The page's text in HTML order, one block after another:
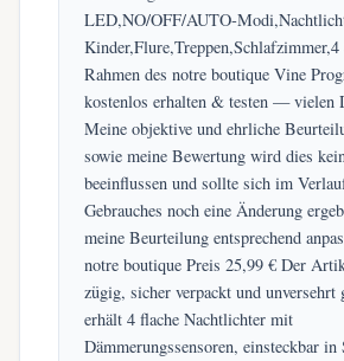
LED,NO/OFF/
Rahmen des notre boutique Vine
kostenlos erhalten & testen — vielen
Meine objektive und ehrliche
sowie meine Bewertung wird dies
beeinflussen und sollte sich im
Gebrauches noch eine Änderung
meine Beurteilung entsprechend
notre boutique Preis 25,99 € Der
zügig, sicher verpackt und unversehrt
erhält 4 flache Nachtlichter mit
Dämmerungssensoren, einsteckbar in